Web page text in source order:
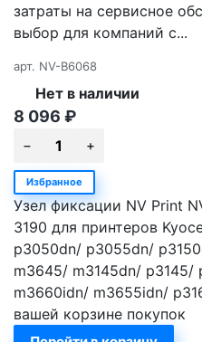
затраты на сервисное
выбор для компаний с...
арт. NV-B6068
Нет в наличии
8 096 ₽
Избранное
Узел фиксации NV Print
3190 для принтеров
p3050dn/ p3055dn/
m3645/ m3145dn/
m3660idn/ m3655idn/
вашей корзине покупок